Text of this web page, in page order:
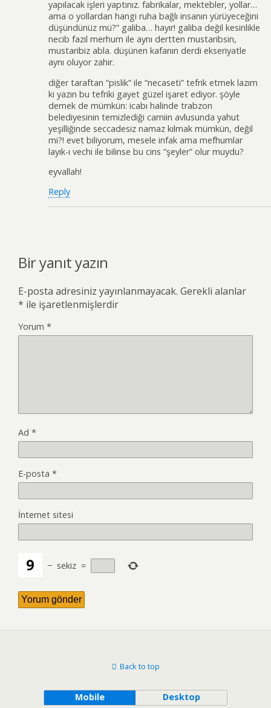
yapılacak işleri yaptınız. fabrikalar, mektebler, yollar…
ama o yollardan hangi ruha bağlı insanın yürüyeceğini
düşündünüz mü?” galiba… hayır! galiba değil kesinlikle
necib fazıl merhum ile aynı dertten mustaribsin,
mustaribiz abla. düşünen kafanın derdi ekseriyatle
aynı oluyor zahir.
diğer taraftan “pislik” ile “necaseti” tefrik etmek lazım
ki yazın bu tefriki gayet güzel işaret ediyor. şöyle
demek de mümkün: icabı halinde trabzon
belediyesinin temizlediği camiin avlusunda yahut
yeşilliğinde seccadesiz namaz kılmak mümkün, değil
mi?! evet biliyorum, mesele infak ama mefhumlar
layık-ı vechi ile bilinse bu cins “şeyler” olur muydu?
eyvallah!
Reply
Bir yanıt yazın
E-posta adresiniz yayınlanmayacak. Gerekli alanlar
* ile işaretlenmişlerdir
Yorum *
Ad *
E-posta *
İnternet sitesi
− sekiz =
Back to top
Mobile Desktop